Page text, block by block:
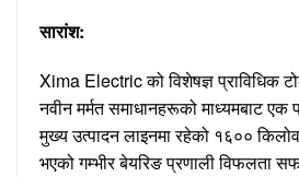
सारांश:
Xima Electric को विशेषज्ञ प्राविधिक
नवीन मर्मत समाधानहरूको माध्यमबाट
मुख्य उत्पादन लाइनमा रहेको १६००
भएको गम्भीर बेयरिङ प्रणाली विफलता